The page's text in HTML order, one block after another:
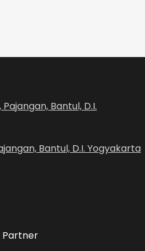
Bantul, D.I.
Bantul, D.I. Yogyakarta
Partner